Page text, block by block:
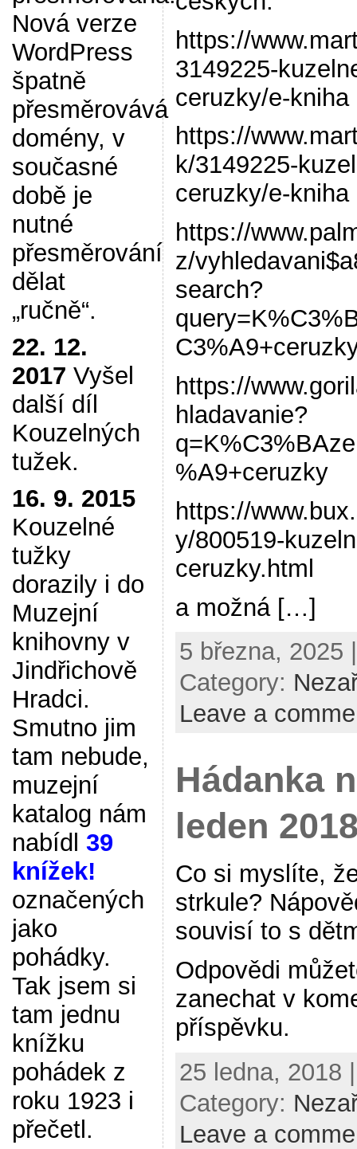
Nová verze
WordPress
špatně
přesměrovává
domény, v
současné
době je
nutné
přesměrování
dělat
„ručně“.
22. 12.
2017 Vyšel
další díl
Kouzelných
tužek.
16. 9. 2015
Kouzelné
tužky
dorazily i do
Muzejní
knihovny v
Jindřichově
Hradci.
Smutno jim
tam nebude,
muzejní
katalog nám
nabídl 39
knížek!
označených
jako
pohádky.
Tak jsem si
tam jednu
knížku
pohádek z
roku 1923 i
přečetl.
https://
3149225-
ceruzky/e-kniha
https://
k/3149225-
ceruzky/e-kniha
https://
z/
search?
https://
hladavanie?
%A9+ceruzky
https://
y/800519-
ceruzky.html
a možná […]
5 března, 2025 |
Category:
Leave a
Hádanka
leden
Co si myslíte,
strkule?
souvisí to s
Odpovědi
zanechat v
příspěvku.
25 ledna, 2018 |
Category:
Leave a